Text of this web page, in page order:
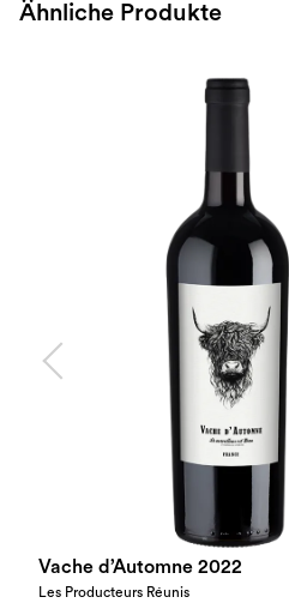
Ähnliche Produkte
Vache d’Automne 2022
Les Producteurs Réunis